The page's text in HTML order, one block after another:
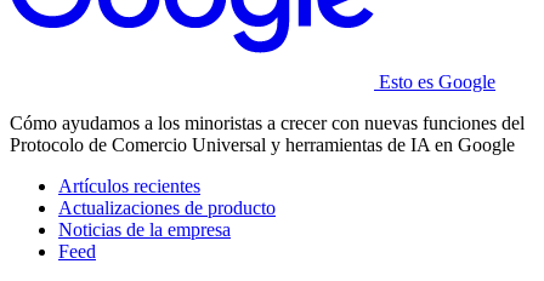
Esto es Google
Cómo ayudamos a los minoristas a crecer con nuevas funciones del
Protocolo de Comercio Universal y herramientas de IA en Google
Artículos recientes
Actualizaciones de producto
Noticias de la empresa
Feed